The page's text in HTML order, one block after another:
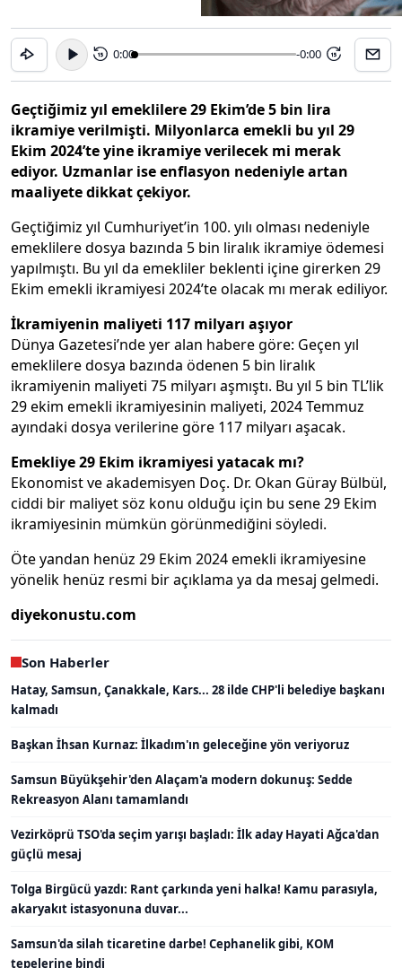
15 0:00 -0:00 15
Geçtiğimiz yıl emeklilere 29 Ekim’de 5 bin lira
ikramiye verilmişti. Milyonlarca emekli bu yıl 29
Ekim 2024’te yine ikramiye verilecek mi merak
ediyor. Uzmanlar ise enflasyon nedeniyle artan
maaliyete dikkat çekiyor.
Geçtiğimiz yıl Cumhuriyet’in 100. yılı olması nedeniyle
emeklilere dosya bazında 5 bin liralık ikramiye ödemesi
yapılmıştı. Bu yıl da emekliler beklenti içine girerken 29
Ekim emekli ikramiyesi 2024’te olacak mı merak ediliyor.
İkramiyenin maliyeti 117 milyarı aşıyor
Dünya Gazetesi’nde yer alan habere göre: Geçen yıl
emeklilere dosya bazında ödenen 5 bin liralık
ikramiyenin maliyeti 75 milyarı aşmıştı. Bu yıl 5 bin TL’lik
29 ekim emekli ikramiyesinin maliyeti, 2024 Temmuz
ayındaki dosya verilerine göre 117 milyarı aşacak.
Emekliye 29 Ekim ikramiyesi yatacak mı?
Ekonomist ve akademisyen Doç. Dr. Okan Güray Bülbül,
ciddi bir maliyet söz konu olduğu için bu sene 29 Ekim
ikramiyesinin mümkün görünmediğini söyledi.
Öte yandan henüz 29 Ekim 2024 emekli ikramiyesine
yönelik henüz resmi bir açıklama ya da mesaj gelmedi.
diyekonustu.com
Son Haberler
Hatay, Samsun, Çanakkale, Kars... 28 ilde CHP'li belediye başkanı
kalmadı
Başkan İhsan Kurnaz: İlkadım'ın geleceğine yön veriyoruz
Samsun Büyükşehir'den Alaçam'a modern dokunuş: Sedde
Rekreasyon Alanı tamamlandı
Vezirköprü TSO'da seçim yarışı başladı: İlk aday Hayati Ağca'dan
güçlü mesaj
Tolga Birgücü yazdı: Rant çarkında yeni halka! Kamu parasıyla,
akaryakıt istasyonuna duvar...
Samsun'da silah ticaretine darbe! Cephanelik gibi, KOM
tepelerine bindi